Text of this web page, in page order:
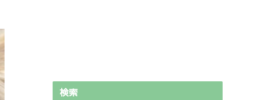
検索